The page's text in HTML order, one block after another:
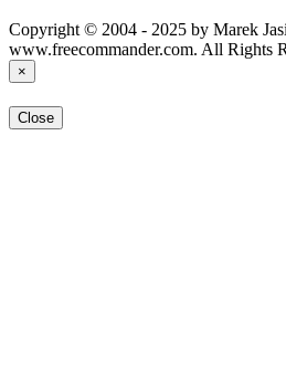
Copyright © 2004 - 2025 by Marek
www.freecommander.com. All Rights
×
Close